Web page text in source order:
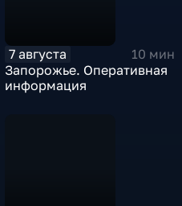
7 августа
10 мин
Запорожье. Оперативная
информация